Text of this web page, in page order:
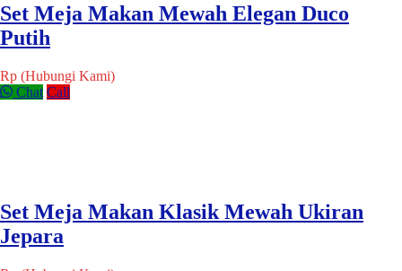
Set Meja Makan Mewah Elegan Duco
Putih
Rp (Hubungi Kami)
Chat Call
Set Meja Makan Klasik Mewah Ukiran
Jepara